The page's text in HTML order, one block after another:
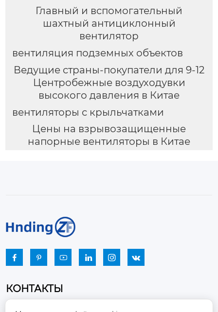
Главный и вспомогательный
шахтный антициклонный
вентилятор
вентиляция подземных объектов
Ведущие страны-покупатели для 9-12
Центробежные воздуходувки
высокого давления в Китае
вентиляторы с крыльчатками
Цены на взрывозащищенные
напорные вентиляторы в Китае
     
КОНТАКТЫ
Промышленный парк, город Наньцзяо,